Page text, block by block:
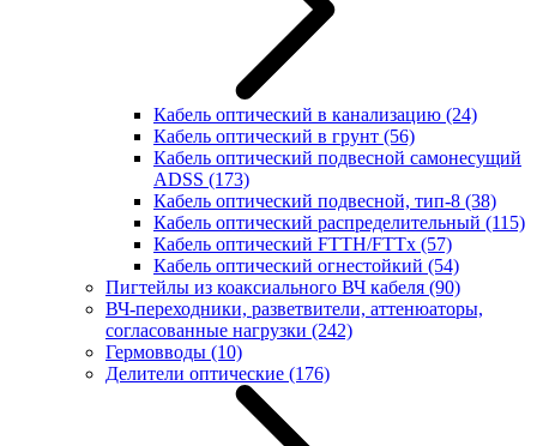
Кабель оптический в канализацию (24)
Кабель оптический в грунт (56)
Кабель оптический подвесной самонесущий
ADSS (173)
Кабель оптический подвесной, тип-8 (38)
Кабель оптический распределительный (115)
Кабель оптический FTTH/FTTx (57)
Кабель оптический огнестойкий (54)
Пигтейлы из коаксиального ВЧ кабеля (90)
ВЧ-переходники, разветвители, аттенюаторы,
согласованные нагрузки (242)
Гермовводы (10)
Делители оптические (176)